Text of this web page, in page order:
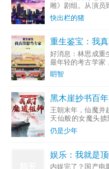
@
@
@
【新文已开：《她真的不想
传说中，觅魂兰有起死回生之
可其实，觅魂兰在寻觅的不是
每一任觅魂兰族长在接任前
间寻找成魂的机缘。
心的记忆都会被遗忘空空……
雕》剧组。从演员
至成为资...
快出栏的猪
重生鉴宝：我
好消息：林思成重
最年轻的考古学家
头人。多...
眀智
黑木崖抄书百
王朝末年，仙魔并
天仙般的女魔头
一心只想做个好人
过藏书楼抄录变
仍是少年
娱乐：我就是
内娱完了？国产电